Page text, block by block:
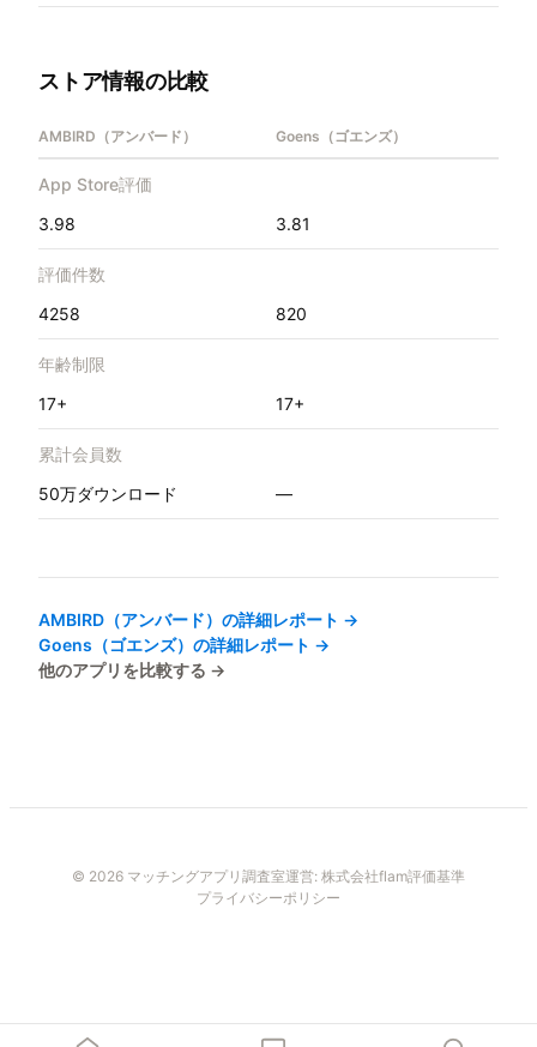
ストア情報の比較
AMBIRD（アンバード） Goens（ゴエンズ）
App Store評価
3.98
3.81
評価件数
4258
820
年齢制限
17+
17+
累計会員数
50万ダウンロード
—
AMBIRD（アンバード） の詳細レポート →
Goens（ゴエンズ） の詳細レポート →
他のアプリを比較する →
© 2026 マッチングアプリ調査室運営: 株式会社flam評価基準
プライバシーポリシー